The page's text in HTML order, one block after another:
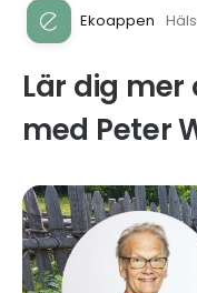
Ekoappen
Lär dig
med Peter